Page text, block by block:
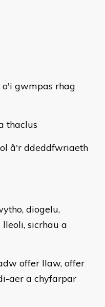
gwmpas rhag
thaclus
â'r ddeddfwriaeth
diogelu,
lleoli, sicrhau a
offer llaw, offer
aer a chyfarpar